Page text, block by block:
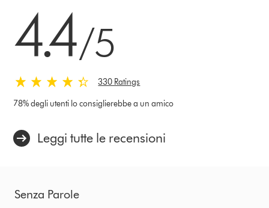
4.4/5
330 Ratings
78% degli utenti lo consiglierebbe a un amico
Leggi tutte le recensioni
Senza Parole